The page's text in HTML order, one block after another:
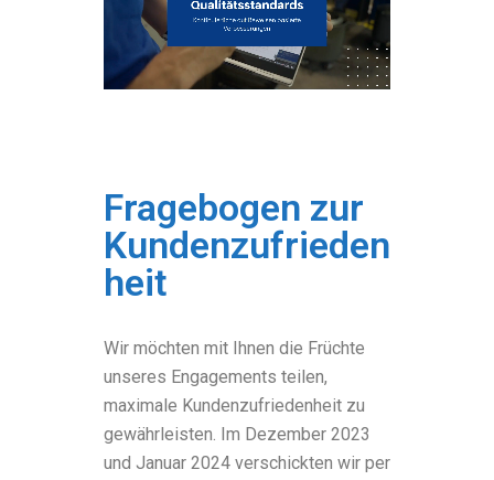
Fragebogen zur
Kundenzufrieden
heit
Wir möchten mit Ihnen die Früchte
unseres Engagements teilen,
maximale Kundenzufriedenheit zu
gewährleisten. Im Dezember 2023
und Januar 2024 verschickten wir per